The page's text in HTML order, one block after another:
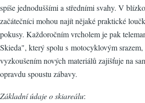
spíše jednoduššími a středními svahy. V
začátečníci mohou najít nějaké praktické
pokusy. Každoročním vrcholem je pak
Skieda", který spolu s motocyklovým srazem,
vyzkoušením nových materiálů zajišťuje na
opravdu spoustu zábavy.
Základní údaje o skiareálu: